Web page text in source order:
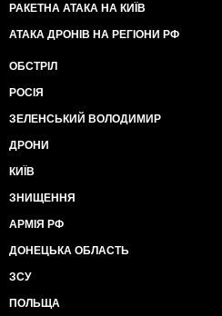
РАКЕТНА АТАКА НА КИЇВ
АТАКА ДРОНІВ НА РЕГІОНИ РФ
ОБСТРІЛ
РОСІЯ
ЗЕЛЕНСЬКИЙ ВОЛОДИМИР
ДРОНИ
КИЇВ
ЗНИЩЕННЯ
АРМІЯ РФ
ДОНЕЦЬКА ОБЛАСТЬ
ЗСУ
ПОЛЬЩА